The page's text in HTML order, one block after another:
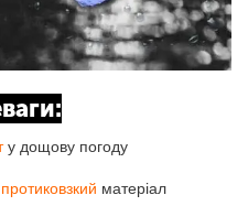
у дощову погоду
матеріал